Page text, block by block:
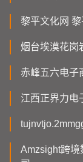
黎平文化网
烟台埃漠花岗
赤峰五六电子
江西正界力电
Amzsight跨境